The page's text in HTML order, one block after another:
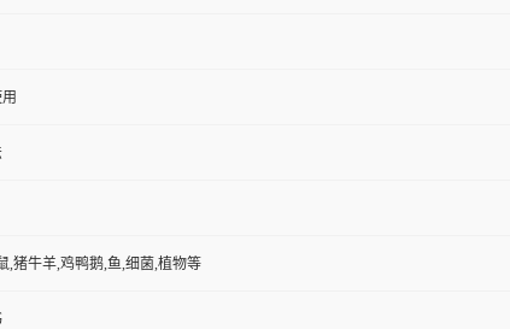
,猪牛羊,鸡鸭鹅,鱼,细菌,植物等